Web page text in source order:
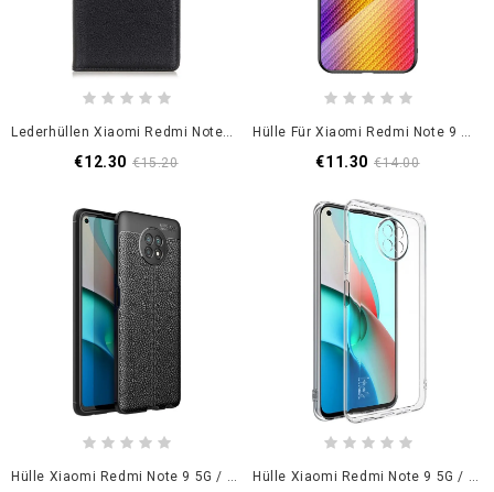
Lederhüllen Xiaomi Redmi Note 9 5G / Note 9T 5G Schwarz Traditionelle Litschi
€12.30 €15.20
Hülle Für Xiaomi Redmi Note 9 5G / Note 9T 5G Schwarz Gehärtetes Kohlefaserglas
€11.30 €14.00
Hülle Xiaomi Redmi Note 9 5G / Note 9T 5G Schwarz Doppellinien-Litschileder-Effekt Hülle Xiaomi Redmi Note 9 5G / Note 9T 5G Imak Der Ux-5-Serie